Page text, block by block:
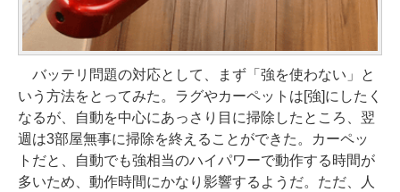
バッテリ問題の対応として、まず「強を使わない」と
いう方法をとってみた。ラグやカーペットは[強]にしたく
なるが、自動を中心にあっさり目に掃除したところ、翌
週は3部屋無事に掃除を終えることができた。カーペッ
トだと、自動でも強相当のハイパワーで動作する時間が
多いため、動作時間にかなり影響するようだ。ただ、人